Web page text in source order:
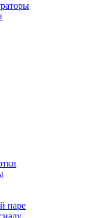
паре